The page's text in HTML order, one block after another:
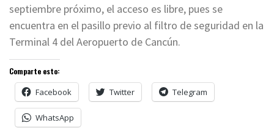
septiembre próximo, el acceso es libre, pues se
encuentra en el pasillo previo al filtro de seguridad en la
Terminal 4 del Aeropuerto de Cancún.
Comparte esto:
Facebook Twitter Telegram
WhatsApp